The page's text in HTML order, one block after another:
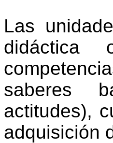
Las
didáctica
saberes
actitudes),
adquisición